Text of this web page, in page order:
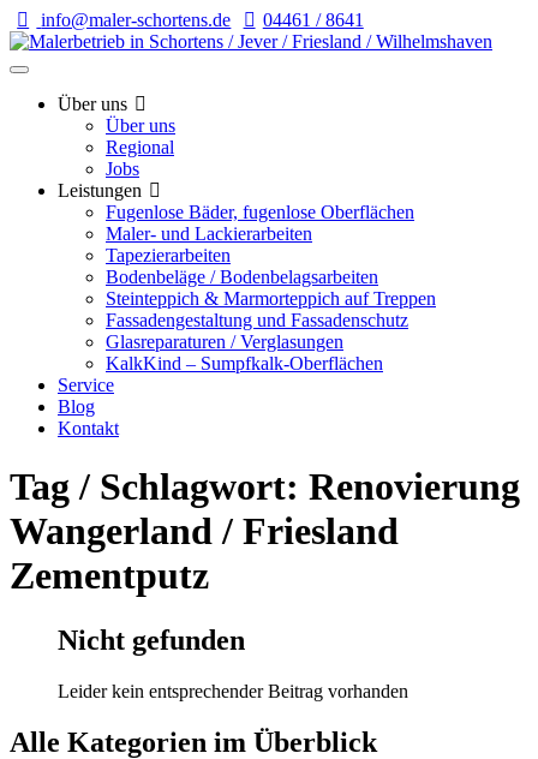
info@maler-schortens.de 04461 / 8641
Über uns
Über uns
Regional
Jobs
Leistungen
Fugenlose Bäder, fugenlose Oberflächen
Maler- und Lackierarbeiten
Tapezierarbeiten
Bodenbeläge / Bodenbelagsarbeiten
Steinteppich & Marmorteppich auf Treppen
Fassadengestaltung und Fassadenschutz
Glasreparaturen / Verglasungen
KalkKind – Sumpfkalk-Oberflächen
Service
Blog
Kontakt
Tag / Schlagwort: Renovierung
Wangerland / Friesland
Zementputz
Nicht gefunden
Leider kein entsprechender Beitrag vorhanden
Alle Kategorien im Überblick